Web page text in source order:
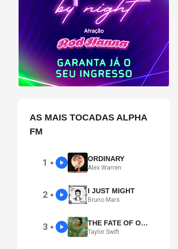
AS MAIS TOCADAS ALPHA
FM
1 ● ORDINARY
Alex Warren
2 ● I JUST MIGHT
Bruno Mars
3 ● THE FATE OF OPHELIA
Taylor Swift